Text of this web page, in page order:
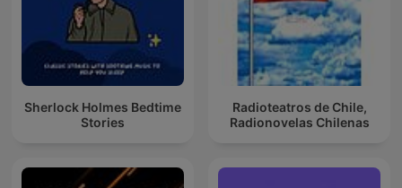
Sherlock Holmes Bedtime
Stories
Radioteatros de Chile,
Radionovelas Chilenas